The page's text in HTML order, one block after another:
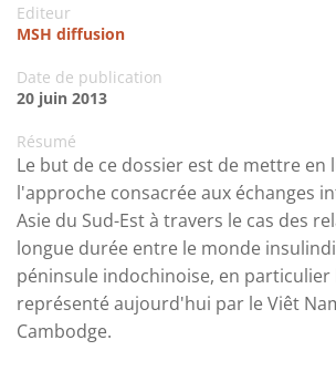
Editeur
MSH diffusion
Date de publication
20 juin 2013
Résumé
Le but de ce dossier est de mettre en
l'approche consacrée aux échanges
Asie du Sud-Est à travers le cas des
longue durée entre le monde
péninsule indochinoise, en particulier
représenté aujourd'hui par le Viêt
Cambodge.